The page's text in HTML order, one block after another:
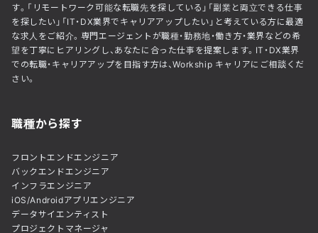
す。「リモートワーク可能な転職先を探している」「副業と両立できる仕事
を探したい」「IT・DX業界でキャリアアップしたい」と考えている方に最適
な求人をご紹介。専門エージェントが職種・勤務地・働き方・業界などの希
望を丁寧にヒアリングし、あなたに合った仕事を提案します。IT・DX業界
での転職・キャリアアップを目指す方は、Workship キャリアにご相談くだ
さい。
職種から探す
フロントエンドエンジニア
バックエンドエンジニア
インフラエンジニア
iOS/Androidアプリエンジニア
データサイエンティスト
プロジェクトマネージャ